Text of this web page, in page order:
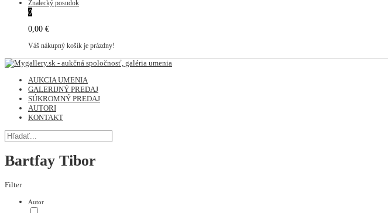
Znalecký posudok
0
0,00 €
Váš nákupný košík je prázdny!
AUKCIA UMENIA
GALERIJNÝ PREDAJ
SÚKROMNÝ PREDAJ
AUTORI
KONTAKT
Bartfay Tibor
Filter
Autor